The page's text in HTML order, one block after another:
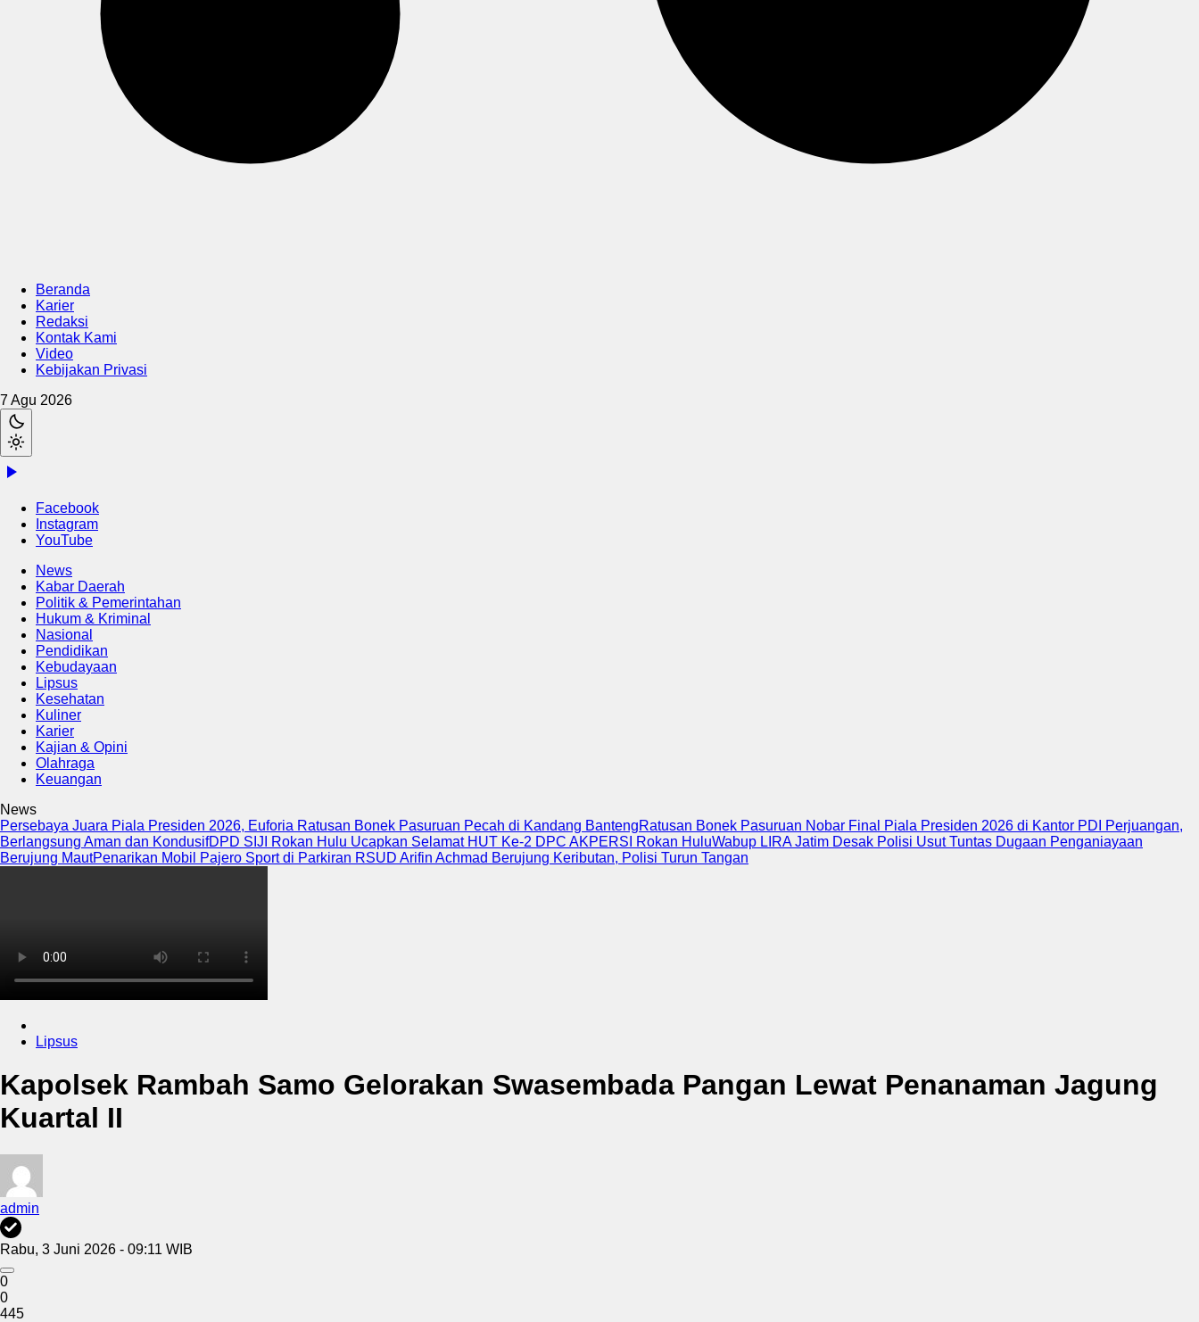
Beranda
Karier
Redaksi
Kontak Kami
Video
Kebijakan Privasi
7 Agu 2026
Facebook
Instagram
YouTube
News
Kabar Daerah
Politik & Pemerintahan
Hukum & Kriminal
Nasional
Pendidikan
Kebudayaan
Lipsus
Kesehatan
Kuliner
Karier
Kajian & Opini
Olahraga
Keuangan
News
Persebaya Juara Piala Presiden 2026, Euforia Ratusan Bonek Pasuruan Pecah di Kandang BantengRatusan Bonek Pasuruan Nobar Final Piala Presiden 2026 di Kantor PDI Perjuangan,
Berlangsung Aman dan KondusifDPD SIJI Rokan Hulu Ucapkan Selamat HUT Ke-2 DPC AKPERSI Rokan HuluWabup LIRA Jatim Desak Polisi Usut Tuntas Dugaan Penganiayaan
Berujung MautPenarikan Mobil Pajero Sport di Parkiran RSUD Arifin Achmad Berujung Keributan, Polisi Turun Tangan
Lipsus
Kapolsek Rambah Samo Gelorakan Swasembada Pangan Lewat Penanaman Jagung
Kuartal II
admin
Rabu, 3 Juni 2026 - 09:11 WIB
0
0
445